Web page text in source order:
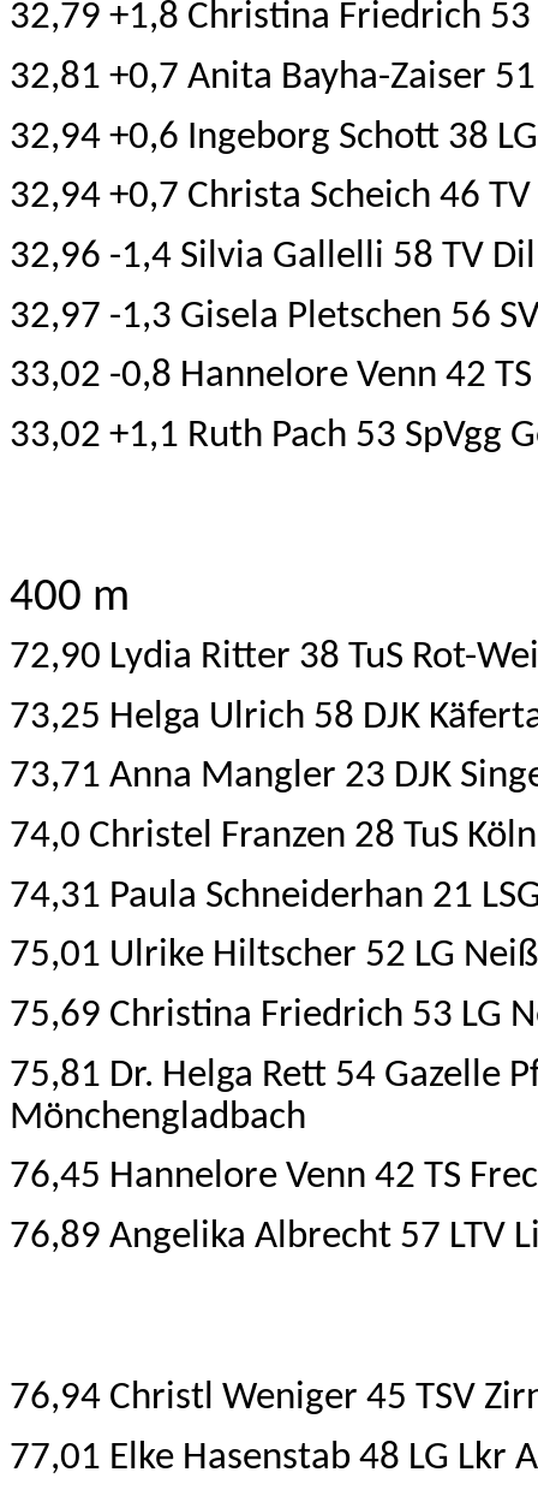
32,79 +1,8 Christina Friedrich
32,81 +0,7 Anita Bayha-Zaiser
32,94 +0,6 Ingeborg Schott 38
32,94 +0,7 Christa Scheich 46
32,96 -1,4 Silvia Gallelli 58 TV
32,97 -1,3 Gisela Pletschen 56
33,02 -0,8 Hannelore Venn 42
33,02 +1,1 Ruth Pach 53 SpVgg
400 m
72,90 Lydia Ritter 38 TuS Rot-
73,25 Helga Ulrich 58 DJK
73,71 Anna Mangler 23 DJK
74,0 Christel Franzen 28 TuS
74,31 Paula Schneiderhan 21
75,01 Ulrike Hiltscher 52 LG
75,69 Christina Friedrich 53 LG
75,81 Dr. Helga Rett 54 Gazelle
Mönchengladbach
76,45 Hannelore Venn 42 TS
76,89 Angelika Albrecht 57 LTV
76,94 Christl Weniger 45 TSV
77,01 Elke Hasenstab 48 LG Lkr